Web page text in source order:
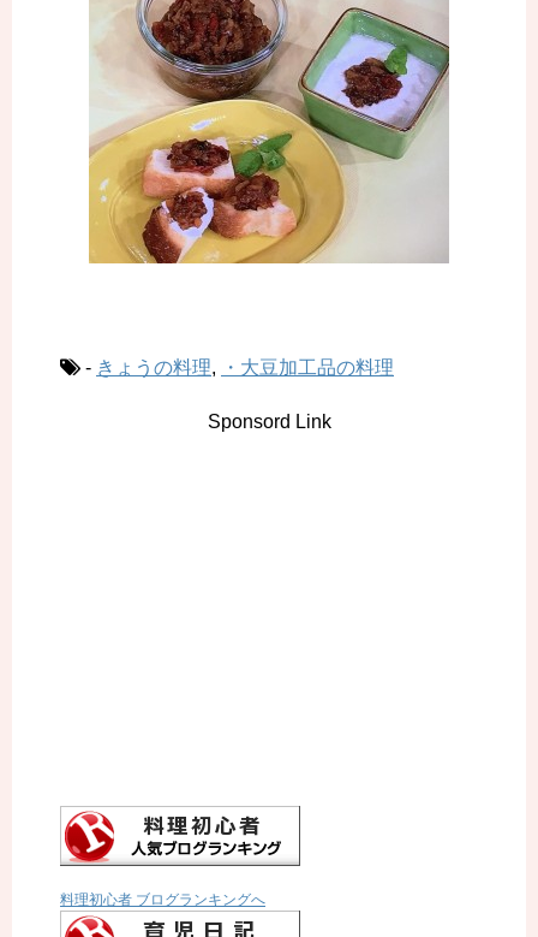
- きょうの料理, ・大豆加工品の料理
Sponsord Link
料理初心者 ブログランキングへ